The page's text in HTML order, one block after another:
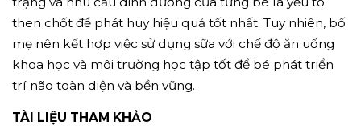
then chốt để phát huy hiệu quả tốt nhất. Tuy nhiên, bố
mẹ nên kết hợp việc sử dụng sữa với chế độ ăn uống
khoa học và môi trường học tập tốt để bé phát triển
trí não toàn diện và bền vững.
TÀI LIỆU THAM KHẢO